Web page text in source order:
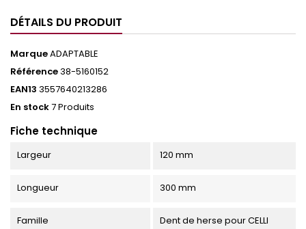
DÉTAILS DU PRODUIT
MarqueADAPTABLE
Référence38-5160152
EAN13 3557640213286
En stock7 Produits
Fiche technique
Largeur 120 mm
Longueur 300 mm
Famille Dent de herse pour CELLI